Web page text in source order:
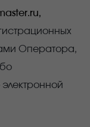
Оператора,